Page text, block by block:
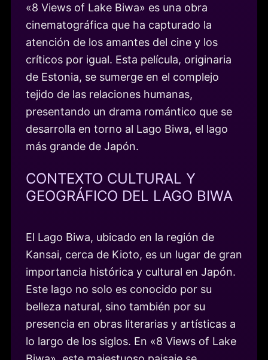
«8 Views of Lake Biwa» es una obra
cinematográfica que ha capturado la
atención de los amantes del cine y los
críticos por igual. Esta película, originaria
de Estonia, se sumerge en el complejo
tejido de las relaciones humanas,
presentando un drama romántico que se
desarrolla en torno al Lago Biwa, el lago
más grande de Japón.
CONTEXTO CULTURAL Y
GEOGRÁFICO DEL LAGO BIWA
El Lago Biwa, ubicado en la región de
Kansai, cerca de Kioto, es un lugar de gran
importancia histórica y cultural en Japón.
Este lago no solo es conocido por su
belleza natural, sino también por su
presencia en obras literarias y artísticas a
lo largo de los siglos. En «8 Views of Lake